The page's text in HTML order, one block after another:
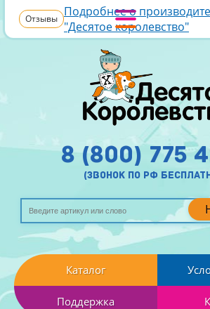
Отзывы Подробнее о
"Десятое королевство"
8 (800) 775
(звонок по рф
Каталог
Поддержка